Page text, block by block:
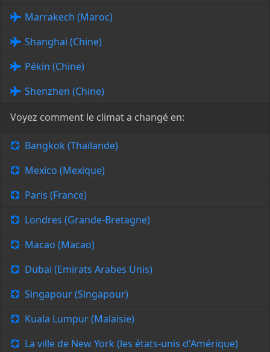
Marrakech (Maroc)
Shanghai (Chine)
Pékin (Chine)
Shenzhen (Chine)
Voyez comment le climat a changé en:
Bangkok (Thaïlande)
Mexico (Mexique)
Paris (France)
Londres (Grande-Bretagne)
Macao (Macao)
Dubai (Emirats Arabes Unis)
Singapour (Singapour)
Kuala Lumpur (Malaisie)
La ville de New York (les états-unis d'Amérique)